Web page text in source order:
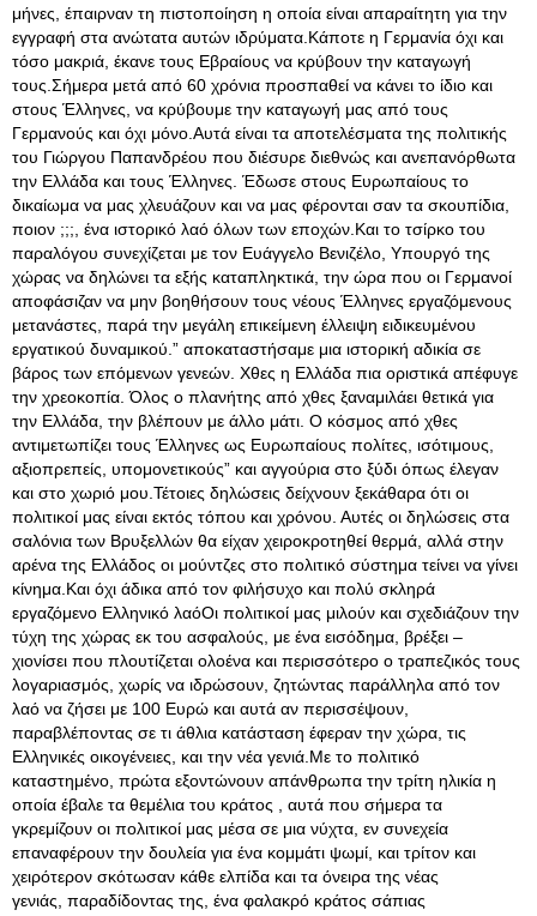
μήνες, έπαιρναν τη πιστοποίηση η οποία είναι απαραίτητη για την
εγγραφή στα ανώτατα αυτών ιδρύματα.Κάποτε η Γερμανία όχι και
τόσο μακριά, έκανε τους Εβραίους να κρύβουν την καταγωγή
τους.Σήμερα μετά από 60 χρόνια προσπαθεί να κάνει το ίδιο και
στους Έλληνες, να κρύβουμε την καταγωγή μας από τους
Γερμανούς και όχι μόνο.Αυτά είναι τα αποτελέσματα της πολιτικής
του Γιώργου Παπανδρέου που διέσυρε διεθνώς και ανεπανόρθωτα
την Ελλάδα και τους Έλληνες. Έδωσε στους Ευρωπαίους το
δικαίωμα να μας χλευάζουν και να μας φέρονται σαν τα σκουπίδια,
ποιον ;;;, ένα ιστορικό λαό όλων των εποχών.Και το τσίρκο του
παραλόγου συνεχίζεται με τον Ευάγγελο Βενιζέλο, Υπουργό της
χώρας να δηλώνει τα εξής καταπληκτικά, την ώρα που οι Γερμανοί
αποφάσιζαν να μην βοηθήσουν τους νέους Έλληνες εργαζόμενους
μετανάστες, παρά την μεγάλη επικείμενη έλλειψη ειδικευμένου
εργατικού δυναμικού.” αποκαταστήσαμε μια ιστορική αδικία σε
βάρος των επόμενων γενεών. Χθες η Ελλάδα πια οριστικά απέφυγε
την χρεοκοπία. Όλος ο πλανήτης από χθες ξαναμιλάει θετικά για
την Ελλάδα, την βλέπουν με άλλο μάτι. Ο κόσμος από χθες
αντιμετωπίζει τους Έλληνες ως Ευρωπαίους πολίτες, ισότιμους,
αξιοπρεπείς, υπομονετικούς” και αγγούρια στο ξύδι όπως έλεγαν
και στο χωριό μου.Τέτοιες δηλώσεις δείχνουν ξεκάθαρα ότι οι
πολιτικοί μας είναι εκτός τόπου και χρόνου. Αυτές οι δηλώσεις στα
σαλόνια των Βρυξελλών θα είχαν χειροκροτηθεί θερμά, αλλά στην
αρένα της Ελλάδος οι μούντζες στο πολιτικό σύστημα τείνει να γίνει
κίνημα.Και όχι άδικα από τον φιλήσυχο και πολύ σκληρά
εργαζόμενο Ελληνικό λαόΟι πολιτικοί μας μιλούν και σχεδιάζουν την
τύχη της χώρας εκ του ασφαλούς, με ένα εισόδημα, βρέξει –
χιονίσει που πλουτίζεται ολοένα και περισσότερο ο τραπεζικός τους
λογαριασμός, χωρίς να ιδρώσουν, ζητώντας παράλληλα από τον
λαό να ζήσει με 100 Ευρώ και αυτά αν περισσέψουν,
παραβλέποντας σε τι άθλια κατάσταση έφεραν την χώρα, τις
Ελληνικές οικογένειες, και την νέα γενιά.Με το πολιτικό
καταστημένο, πρώτα εξοντώνουν απάνθρωπα την τρίτη ηλικία η
οποία έβαλε τα θεμέλια του κράτος , αυτά που σήμερα τα
γκρεμίζουν οι πολιτικοί μας μέσα σε μια νύχτα, εν συνεχεία
επαναφέρουν την δουλεία για ένα κομμάτι ψωμί, και τρίτον και
χειρότερον σκότωσαν κάθε ελπίδα και τα όνειρα της νέας
γενιάς, παραδίδοντας της, ένα φαλακρό κράτος σάπιας